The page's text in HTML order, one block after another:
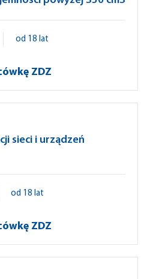
od 18 lat
ZDZ
sieci i urządzeń
od 18 lat
ZDZ